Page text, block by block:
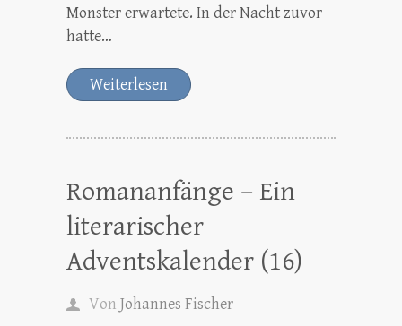
Monster erwartete. In der Nacht zuvor
hatte…
Weiterlesen
Romananfänge – Ein
literarischer
Adventskalender (16)
Von Johannes Fischer